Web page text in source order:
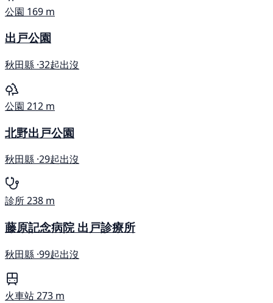
公園 169 m
出戸公園
秋田縣 ·32起出沒
公園 212 m
北野出戸公園
秋田縣 ·29起出沒
診所238 m
藤原記念病院 出戸診療所
秋田縣 ·99起出沒
火車站273 m